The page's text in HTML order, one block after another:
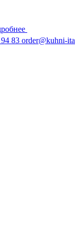
83 order@kuhni-